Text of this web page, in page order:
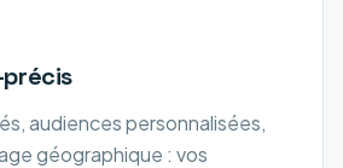
audiences personnalisées,
géographique : vos